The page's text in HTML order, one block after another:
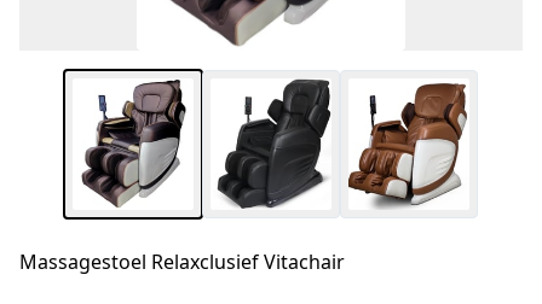
Massagestoel Relaxclusief Vitachair